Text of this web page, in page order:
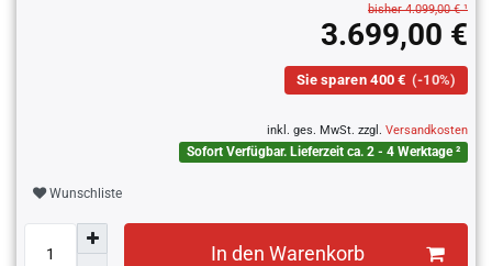
bisher 4.099,00 € ¹
3.699,00 €
Sie sparen 400 € (-10%)
inkl. ges. MwSt. zzgl. Versandkosten
Sofort Verfügbar. Lieferzeit ca. 2 - 4 Werktage ²
Wunschliste
In den Warenkorb